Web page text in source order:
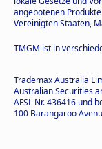
angebotenen
Vereinigten Staaten,
TMGM ist in
Trademax Australia
Australian Securities
AFSL Nr. 436416 und
100 Barangaroo